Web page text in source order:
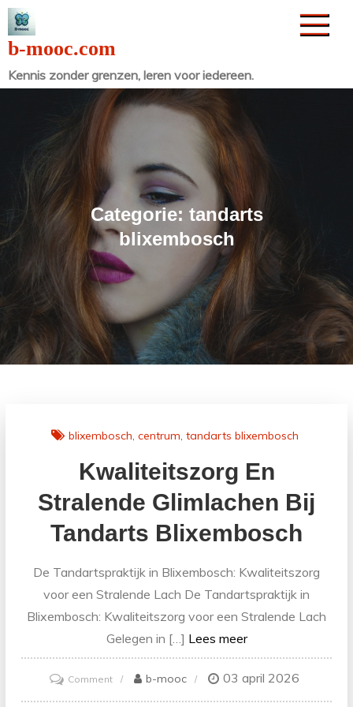
Naar
de
inhoud
gaan
b-mooc.com
Kennis zonder grenzen, leren voor iedereen.
Categorie: tandarts
blixembosch
blixembosch centrum tandarts blixembosch
Kwaliteitszorg En
Stralende Glimlachen Bij
Tandarts Blixembosch
De Tandartspraktijk in Blixembosch: Kwaliteitszorg
voor een Stralende Lach De Tandartspraktijk in
Blixembosch: Kwaliteitszorg voor een Stralende Lach
Gelegen in […] Lees meer
Commenton
Kwaliteitszorg
b-mooc 03 april 2026